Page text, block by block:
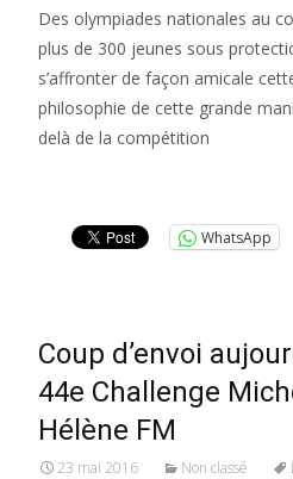
Des olympiades nationales au
plus de 300 jeunes sous
s’affronter de façon amicale
philosophie de cette grande
delà de la compétition
WhatsApp
Coup d’envoi
44e Challenge
Hélène FM
23 mai 2016 Non classé